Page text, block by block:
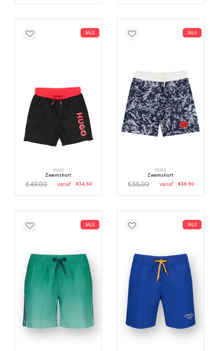
SALE
HUGO
Zwemshort
€49.00 vanaf €34.30
SALE
HUGO
Zwemshort
€55.00 vanaf €38.50
SALE SALE